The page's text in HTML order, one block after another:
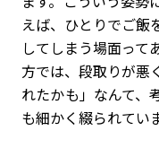
えば、ひとりでご飯
してしまう場面って
方では、段取りが悪
れたかも」なんて、
も細かく綴られてい